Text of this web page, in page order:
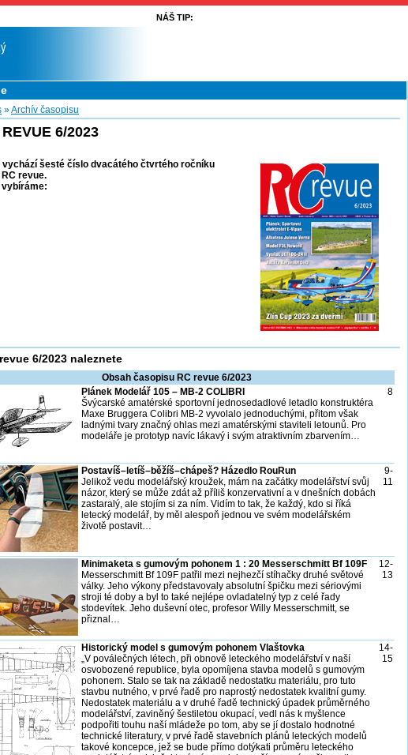
NÁŠ TIP:
»Archív časopisu
6/2023
vychází šesté číslo dvacátého čtvrtého ročníku
revue.
vybíráme:
6/2023 naleznete
Obsah časopisu RC revue 6/2023
Plánek Modelář 105 – MB-2 COLIBRI
Švýcarské amatérské sportovní jednosedadlové letadlo konstruktéra
Maxe Bruggera Colibri MB-2 vyvolalo jednoduchými, přitom však
ladnými tvary značný ohlas mezi amatérskými staviteli letounů. Pro
modeláře je prototyp navíc lákavý i svým atraktivním zbarvením…
8
Postavíš–letíš–běžíš–chápeš? Házedlo RouRun
Jelikož vedu modelářský kroužek, mám na začátky modelářství svůj
názor, který se může zdát až příliš konzervativní a v dnešních dobách
zastaralý, ale stojím si za ním. Vidím to tak, že každý, kdo si říká
letecký modelář, by měl alespoň jednou ve svém modelářském
životě postavit…
9-
11
Minimaketa s gumovým pohonem 1 : 20 Messerschmitt Bf 109F
Messerschmitt Bf 109F patřil mezi nejhezčí stíhačky druhé světové
války. Jeho výkony představovaly absolutní špičku mezi sériovými
stroji té doby a byl to také nejlépe ovladatelný typ z celé řady
stodevítek. Jeho duševní otec, profesor Willy Messerschmitt, se
přiznal…
12-
13
Historický model s gumovým pohonem Vlaštovka
„V poválečných létech, při obnově leteckého modelářství v naší
osvobozené republice, byla opomíjena stavba modelů s gumovým
pohonem. Stalo se tak na základě nedostatku materiálu, pro tuto
stavbu nutného, v prvé řadě pro naprostý nedostatek kvalitní gumy.
Nedostatek materiálu a v druhé řadě technický úpadek průměrného
modelářství, zaviněný šestiletou okupací, vedl nás k myšlence
podpořiti touhu naší mládeže po tom, aby se jí dostalo hodnotné
technické literatury, v prvé řadě stavebních plánů leteckých modelů
takové koncepce, jež se bude přímo dotýkati průměru leteckého
14-
15